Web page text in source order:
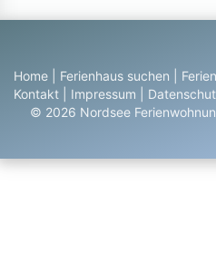
Home Ferienhaus suchen
Kontakt
Impressum
© 2026 Nordsee